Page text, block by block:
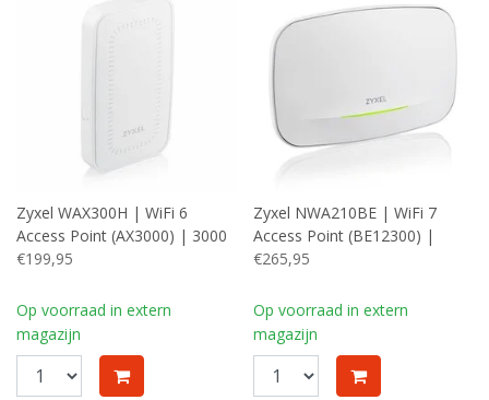
Zyxel WAX300H | WiFi 6
Access Point (AX3000) | 3000
Mbit/s | PoE+ | Inclusief
€199,95
Op voorraad in extern
magazijn
Zyxel NWA210BE | WiFi 7
Access Point (BE12300) |
11530 Mbit/s | PoE+ |
Muurmontagebeugel
€265,95
Op voorraad in extern
magazijn